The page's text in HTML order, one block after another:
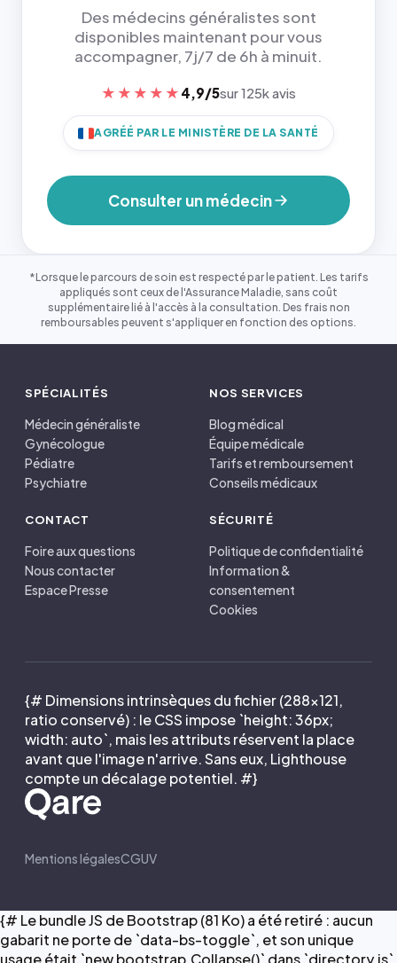
Des médecins généralistes sont
disponibles maintenant pour vous
accompagner, 7j/7 de 6h à minuit.
★★★★★ 4,9/5sur 125k avis
AGRÉÉ PAR LE MINISTÈRE DE LA SANTÉ
Consulter un médecin
*Lorsque le parcours de soin est respecté par le patient. Les tarifs
appliqués sont ceux de l'Assurance Maladie, sans coût
supplémentaire lié à l'accès à la consultation. Des frais non
remboursables peuvent s'appliquer en fonction des options.
SPÉCIALITÉS
Médecin généraliste
Gynécologue
Pédiatre
Psychiatre
NOS SERVICES
Blog médical
Équipe médicale
Tarifs et remboursement
Conseils médicaux
CONTACT
Foire aux questions
Nous contacter
Espace Presse
SÉCURITÉ
Politique de confidentialité
Information &
consentement
Cookies
{# Dimensions intrinsèques du fichier (288×121,
ratio conservé) : le CSS impose `height: 36px;
width: auto`, mais les attributs réservent la place
avant que l'image n'arrive. Sans eux, Lighthouse
compte un décalage potentiel. #}
Mentions légalesCGUV
{# Le bundle JS de Bootstrap (81 Ko) a été retiré : aucun
gabarit ne porte de `data-bs-toggle`, et son unique
usage était `new bootstrap.Collapse()` dans `directory.js`